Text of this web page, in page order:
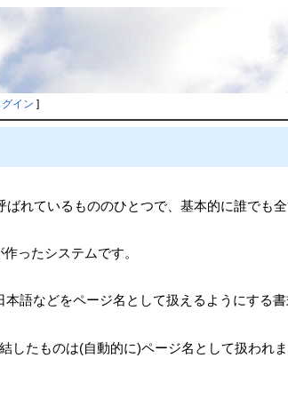
グイン ]
ばれているもののひとつで、基本的に誰でも
ったシステムです。
語などをページ名として扱えるようにする
したものは(自動的に)ページ名として扱われ